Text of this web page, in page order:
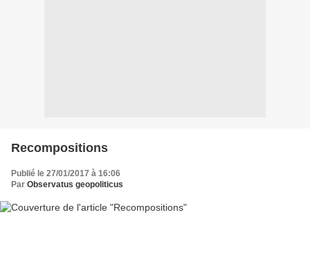
Recompositions
Publié le 27/01/2017 à 16:06
Par Observatus geopoliticus